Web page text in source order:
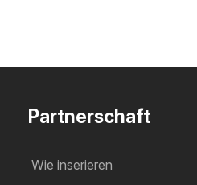
Partnerschaft
Wie inserieren